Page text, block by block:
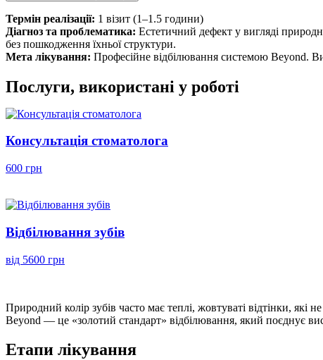
Термін реалізації: 1 візит (1–1.5 години)
Діагноз та проблематика: Естетичний дефект у вигляді
без пошкодження їхньої структури.
Мета лікування: Професійне відбілювання системою Beyond.
Послуги, використані у роботі
Консультація стоматолога
600 грн
Відбілювання зубів
від 5600 грн
Природний колір зубів часто має теплі, жовтуваті відтінки, які
Beyond — це «золотий стандарт» відбілювання, який поєднує
Етапи лікування